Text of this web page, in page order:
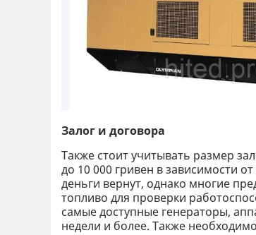
Залог и договора
Также стоит учитывать размер
до 10 000 гривен в зависимости
деньги вернут, однако многие
топливо для проверки
самые доступные генераторы,
недели и более. Также